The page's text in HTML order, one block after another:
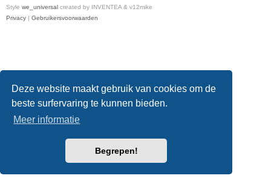
Deze website maakt gebruik van cookies om de
beste surfervaring te kunnen bieden.
Meer informatie
Begrepen!
Style we_universal created by INVENTEA & v12mike
Privacy | Gebruikersvoorwaarden